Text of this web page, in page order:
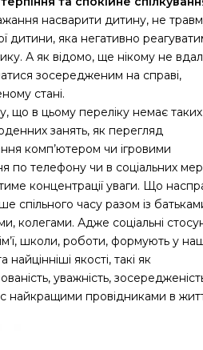
насварити дитину, не
дитини, яка негативно
А як відомо, ще нікому не
зосередженим на справі,
стані.
що в цьому переліку немає
занять, як перегляд
комп’ютером чи ігровими
по телефону чи в соціальних
концентрації уваги. Що
спільного часу разом із
колегами. Адже соціальні
школи, роботи, формують у
найцінніші якості, такі як
уважність,
найкращими провідниками в